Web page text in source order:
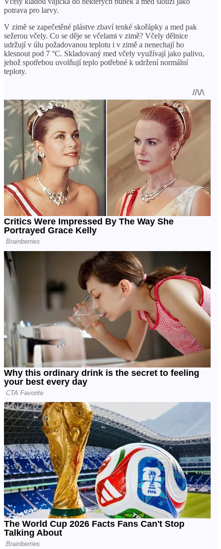
potrava pro larvy.
V zimě se zapečetěné plástve zbaví tenké skořápky a med pak
sežerou včely. Co se děje se včelami v zimě? Včely dělnice
udržují v úlu požadovanou teplotu i v zimě a nenechají ho
klesnout pod 7 °C. Skladovaný med včely využívají jako palivo,
jehož spotřebou uvolňují teplo potřebné k udržení normální
teploty.